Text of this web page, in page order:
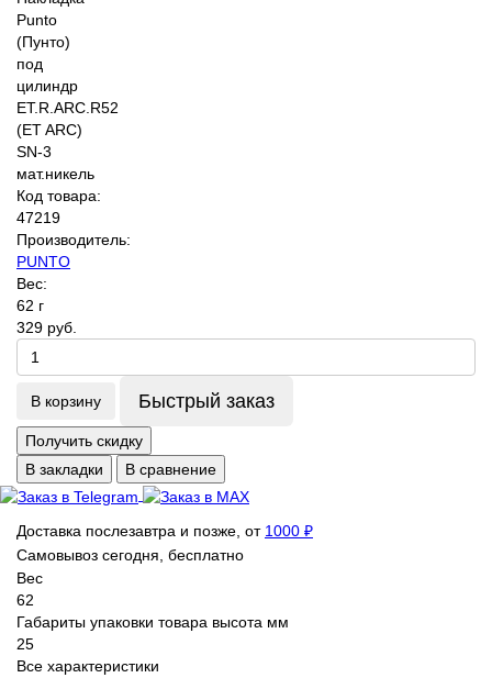
Код товара:
47219
Производитель:
PUNTO
Вес:
62 г
329 руб.
В корзину Быстрый заказ
Получить скидку
В закладки
В сравнение
Доставка послезавтра и позже, от 1000 ₽
Самовывоз сегодня, бесплатно
Вес
62
Габариты упаковки товара высота мм
25
Все характеристики